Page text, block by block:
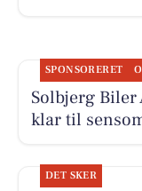
SPONSORERET
Solbjerg
klar til
DET SKER